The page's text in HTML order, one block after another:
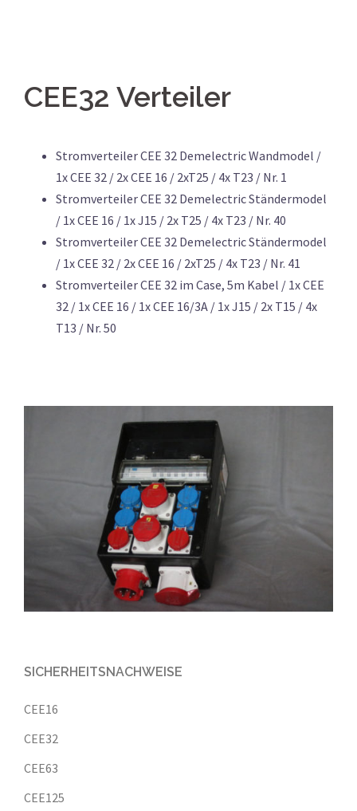
CEE32 Verteiler
Stromverteiler CEE 32 Demelectric Wandmodel /
1x CEE 32 / 2x CEE 16 / 2xT25 / 4x T23 / Nr. 1
Stromverteiler CEE 32 Demelectric Ständermodel
/ 1x CEE 16 / 1x J15 / 2x T25 / 4x T23 / Nr. 40
Stromverteiler CEE 32 Demelectric Ständermodel
/ 1x CEE 32 / 2x CEE 16 / 2xT25 / 4x T23 / Nr. 41
Stromverteiler CEE 32 im Case, 5m Kabel / 1x CEE
32 / 1x CEE 16 / 1x CEE 16/3A / 1x J15 / 2x T15 / 4x
T13 / Nr. 50
SICHERHEITSNACHWEISE
CEE16
CEE32
CEE63
CEE125